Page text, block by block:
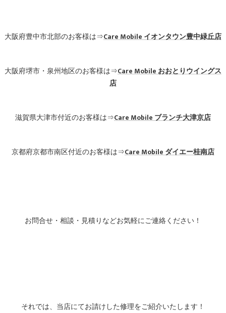
大阪府豊中市北部のお客様は⇒Care Mobileイオンタウン豊中緑丘店
大阪府堺市・泉州地区のお客様は⇒Care Mobileおおとりウイングス
店
滋賀県大津市付近のお客様は⇒Care Mobile ブランチ大津京店
京都府京都市南区付近のお客様は⇒Care Mobileダイエー桂南店
お問合せ・相談・見積りなどお気軽にご連絡ください！
それでは、当店にてお請けした修理をご紹介いたします！